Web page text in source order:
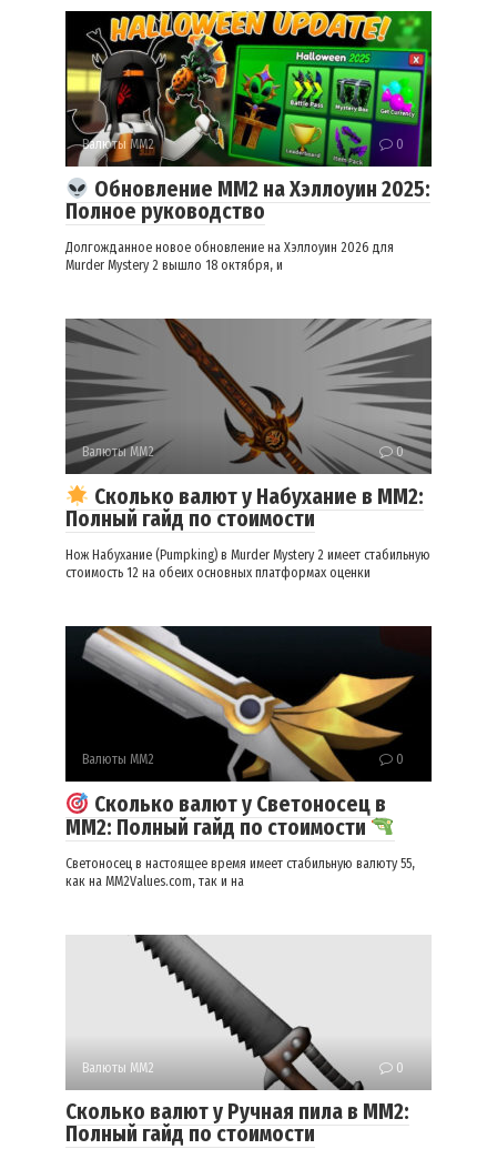
Валюты ММ2 0
Обновление MM2 на Хэллоуин 2025:
Полное руководство
Долгожданное новое обновление на Хэллоуин 2026 для
Murder Mystery 2 вышло 18 октября, и
Валюты ММ2 0
Сколько валют у Набухание в ММ2:
Полный гайд по стоимости
Нож Набухание (Pumpking) в Murder Mystery 2 имеет стабильную
стоимость 12 на обеих основных платформах оценки
Валюты ММ2 0
Сколько валют у Светоносец в
ММ2: Полный гайд по стоимости
Светоносец в настоящее время имеет стабильную валюту 55,
как на MM2Values.com, так и на
Валюты ММ2 0
Сколько валют у Ручная пила в ММ2:
Полный гайд по стоимости